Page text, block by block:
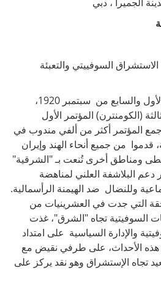
1-7 سبتمبر 1920: الاستشراق السوفييتي والتعبئة
خلال الأسبوع الفاصل بين الأول والسابع من سبتمبر 1920،
(الكومنترن) المؤتمر الأول
المؤتمر أكثر من ألفي مندوب في
قدموا من جميع أنحاء الهند وإيران
ومناطق أخرى تُنعت بـ "الشرقية"
دعم البلاشفة العلني لمناهضة
وللنضال ضد الهيمنة الرأسمالية.
التي جدت في العشرينيات من
السوفيتية تجاه "الشرق"، غذت
والإدارة السياسية على امتداد
هذه الأحداث، على طرفي نقيض مع
تجاه الإستشراق وهو نقد يركز على